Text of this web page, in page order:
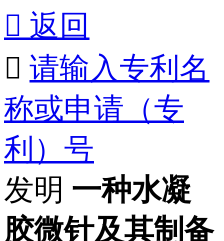
 返回
 请输入专利名
称或申请（专
利）号
发明 一种水凝
胶微针及其制备